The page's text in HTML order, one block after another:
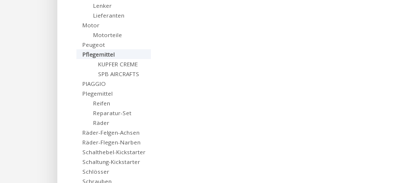
Lenker
Lieferanten
Motor
Motorteile
Peugeot
Pflegemittel
KUPFER CREME
SPB AIRCRAFTS
PIAGGIO
Plegemittel
Reifen
Reparatur-Set
Räder
Räder-Felgen-Achsen
Räder-Flegen-Narben
Schalthebel-Kickstarter
Schaltung-Kickstarter
Schlösser
Schrauben